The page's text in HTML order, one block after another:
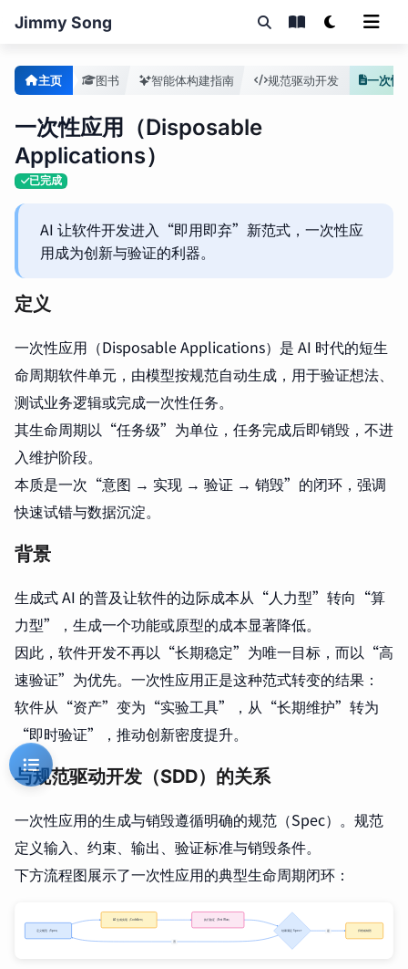
Jimmy Song
主页 图书 智能体构建指南 规范驱动开发 一次性
一次性应用（Disposable
Applications）
已完成
AI 让软件开发进入“即用即弃”新范式，一次性应
用成为创新与验证的利器。
定义
一次性应用（Disposable Applications）是 AI 时代的短生
命周期软件单元，由模型按规范自动生成，用于验证想法、
测试业务逻辑或完成一次性任务。
其生命周期以“任务级”为单位，任务完成后即销毁，不进
入维护阶段。
本质是一次“意图 → 实现 → 验证 → 销毁”的闭环，强调
快速试错与数据沉淀。
背景
生成式 AI 的普及让软件的边际成本从“人力型”转向“算
力型”，生成一个功能或原型的成本显著降低。
因此，软件开发不再以“长期稳定”为唯一目标，而以“高
速验证”为优先。一次性应用正是这种范式转变的结果：
软件从“资产”变为“实验工具”，从“长期维护”转为
“即时验证”，推动创新密度提升。
与规范驱动开发（SDD）的关系
一次性应用的生成与销毁遵循明确的规范（Spec）。规范
定义输入、约束、输出、验证标准与销毁条件。
下方流程图展示了一次性应用的典型生命周期闭环：